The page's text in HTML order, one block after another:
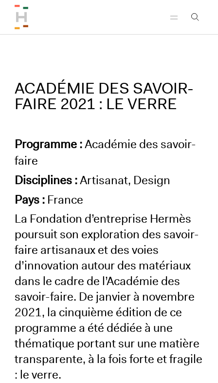
ACADÉMIE DES SAVOIR-
FAIRE 2021 : LE VERRE
Programme :Académie des savoir-
faire
Disciplines :Artisanat, Design
Pays : France
La Fondation d’entreprise Hermès
poursuit son exploration des savoir-
faire artisanaux et des voies
d’innovation autour des matériaux
dans le cadre de l’Académie des
savoir-faire. De janvier à novembre
2021, la cinquième édition de ce
programme a été dédiée à une
thématique portant sur une matière
transparente, à la fois forte et fragile
: le verre.